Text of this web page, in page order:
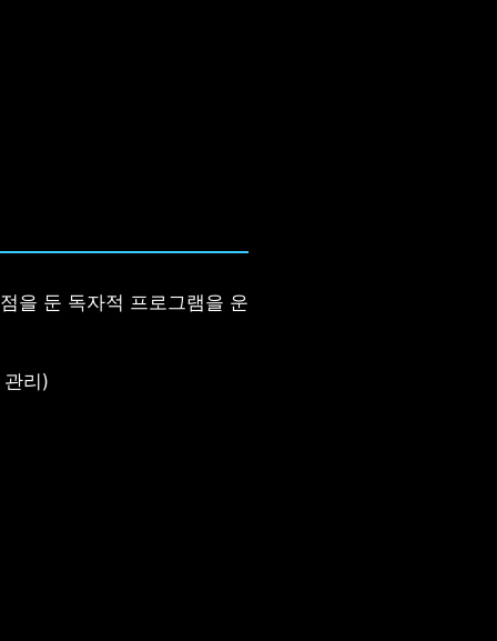
을 둔 독자적 프로그램을 운
리)